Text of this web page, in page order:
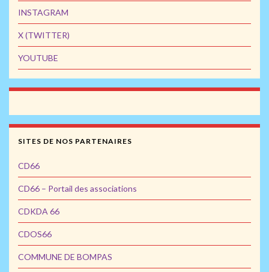
INSTAGRAM
X (TWITTER)
YOUTUBE
SITES DE NOS PARTENAIRES
CD66
CD66 – Portail des associations
CDKDA 66
CDOS66
COMMUNE DE BOMPAS